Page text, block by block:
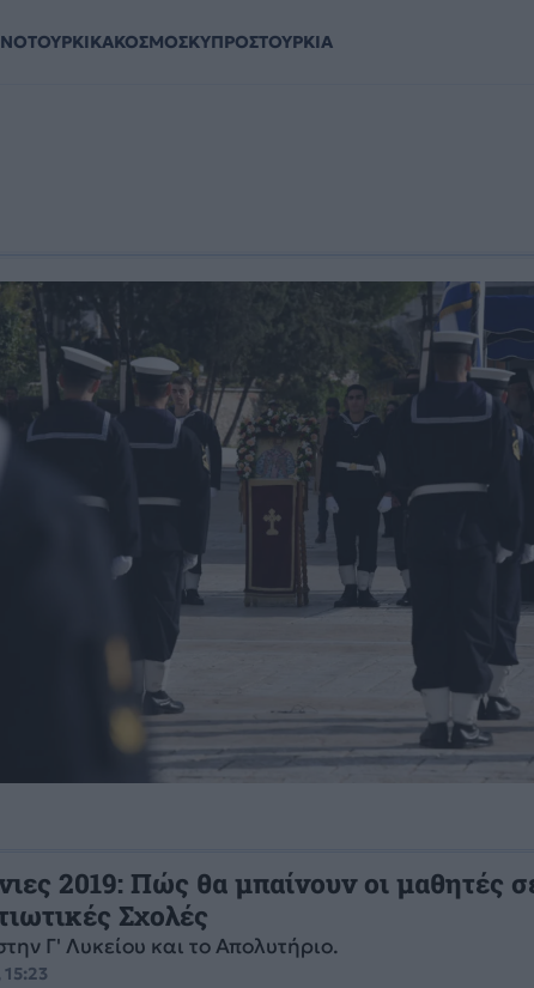
ΚΟΣΜΟΣΚΥΠΡΟΣΤΟΥΡΚΙΑ
2019: Πώς θα μπαίνουν οι μαθητές
Σχολές
Γ' Λυκείου και το Απολυτήριο.